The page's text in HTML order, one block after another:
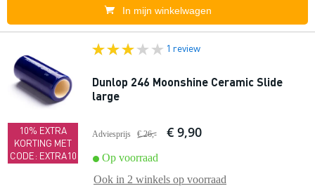
In mijn winkelwagen
10% EXTRA
KORTING MET
CODE: EXTRA10
1 review
Dunlop 246 Moonshine Ceramic Slide
large
Adviesprijs € 26,- € 9,90
Op voorraad
Ook in 2 winkels op voorraad